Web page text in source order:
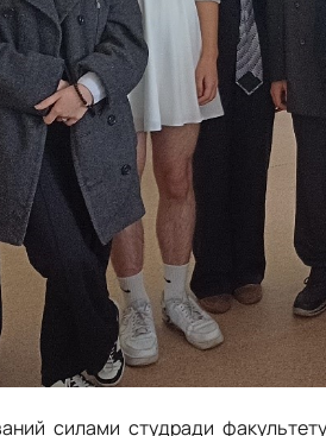
силами студради